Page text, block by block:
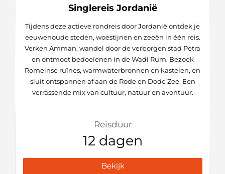
Singlereis Jordanië
Tijdens deze actieve rondreis door Jordanië ontdek je
eeuwenoude steden, woestijnen en zeeën in één reis.
Verken Amman, wandel door de verborgen stad Petra
en ontmoet bedoeïenen in de Wadi Rum. Bezoek
Romeinse ruïnes, warmwaterbronnen en kastelen, en
sluit ontspannen af aan de Rode en Dode Zee. Een
verrassende mix van cultuur, natuur en avontuur.
Reisduur
12 dagen
Bekijk